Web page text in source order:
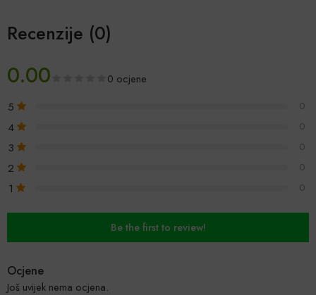
Recenzije (0)
0.00 0 ocjene
5 0
4 0
3 0
2 0
1 0
Be the first to review!
Ocjene
Još uvijek nema ocjena.